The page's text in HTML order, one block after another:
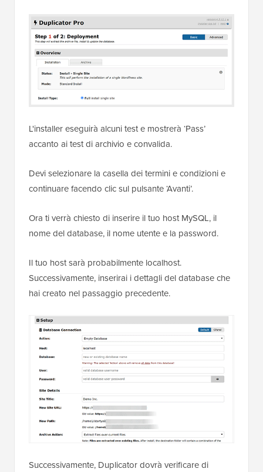
L'installer eseguirà alcuni test e mostrerà ‘Pass’
accanto ai test di archivio e convalida.
Devi selezionare la casella dei termini e condizioni e
continuare facendo clic sul pulsante ‘Avanti’.
Ora ti verrà chiesto di inserire il tuo host MySQL, il
nome del database, il nome utente e la password.
Il tuo host sarà probabilmente localhost.
Successivamente, inserirai i dettagli del database che
hai creato nel passaggio precedente.
Successivamente, Duplicator dovrà verificare di